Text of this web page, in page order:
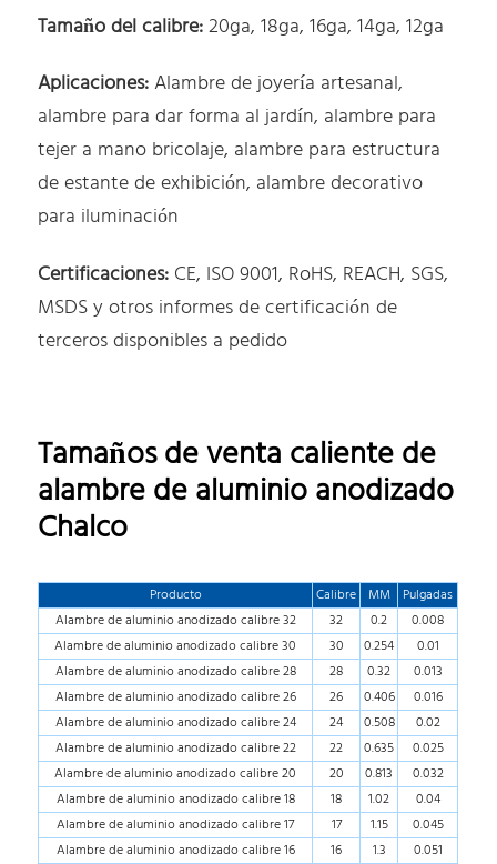
Tamaño del calibre:20ga, 18ga, 16ga, 14ga, 12ga
Aplicaciones:Alambre de joyería artesanal,
alambre para dar forma al jardín, alambre para
tejer a mano bricolaje, alambre para estructura
de estante de exhibición, alambre decorativo
para iluminación
Certificaciones: CE, ISO 9001, RoHS, REACH, SGS,
MSDS y otros informes de certificación de
terceros disponibles a pedido
Tamaños de venta caliente de
alambre de aluminio anodizado
Chalco
Producto Calibre MM
Pulgadas
Alambre de aluminio anodizado calibre 32
32 0.2
0.008
Alambre de aluminio anodizado calibre 30
30 0.254
0.01
Alambre de aluminio anodizado calibre 28
28 0.32
0.013
Alambre de aluminio anodizado calibre 26
26 0.406
0.016
Alambre de aluminio anodizado calibre 24
24 0.508
0.02
Alambre de aluminio anodizado calibre 22
22 0.635
0.025
Alambre de aluminio anodizado calibre 20
20 0.813
0.032
Alambre de aluminio anodizado calibre 18
18 1.02
0.04
Alambre de aluminio anodizado calibre 17
17 1.15
0.045
Alambre de aluminio anodizado calibre 16
16 1.3
0.051